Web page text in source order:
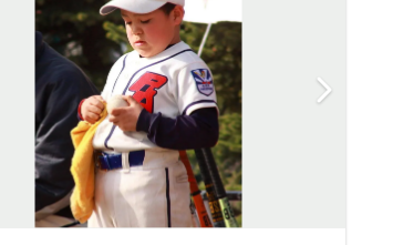
撮影基本料
全ジャンル共通
平日 24,200